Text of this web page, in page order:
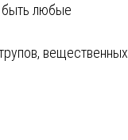
быть любые
вещественных